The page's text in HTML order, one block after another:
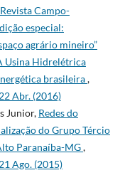
Revista Campo-
especial:
agrário mineiro”
Usina Hidrelétrica
brasileira,
Abr. (2016)
Junior, Redes do
do Grupo Tércio
Paranaíba-MG,
Ago. (2015)